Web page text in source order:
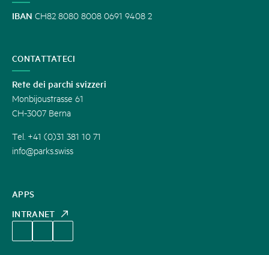
APPS
INTRANET
IBAN CH82 8080 8008 0691 9408 2
CONTATTATECI
Rete dei parchi svizzeri
Monbijoustrasse 61
CH-3007 Berna
Tel. +41 (0)31 381 10 71
info@parks.swiss